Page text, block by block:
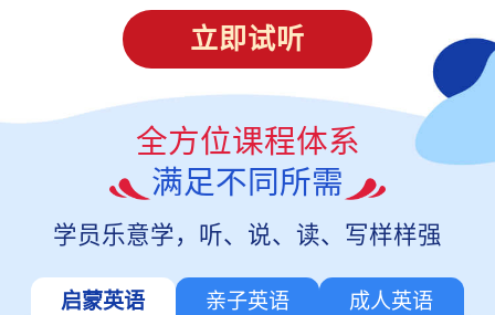
立即试听
全方位课程体系
满足不同所需
学员乐意学，听、说、读、写样样强
启蒙英语 亲子英语 成人英语